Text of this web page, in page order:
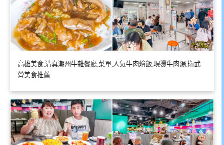
高雄美食,清真潮州牛雜餐廳,菜單,人氣牛肉燴飯,現燙牛肉湯,衛武
營美食推薦